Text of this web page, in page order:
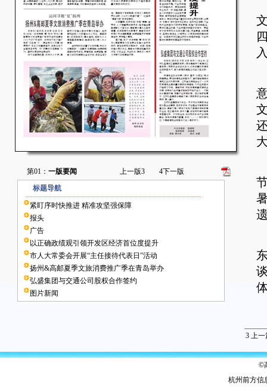
第01： 一版要闻 上一版3 4下一版
标题导航
紧盯序时快推进 精准攻坚强保障
报头
广告
以正确政绩观引领开发区经济首位度提升
市人大常委会开展“主任接待代表日”活动
扬州&高邮夏季文旅消费推广季在青岛举办
弘盛集团与交通公司股权合作签约
图片新闻
3 上一
©
杭州前方信